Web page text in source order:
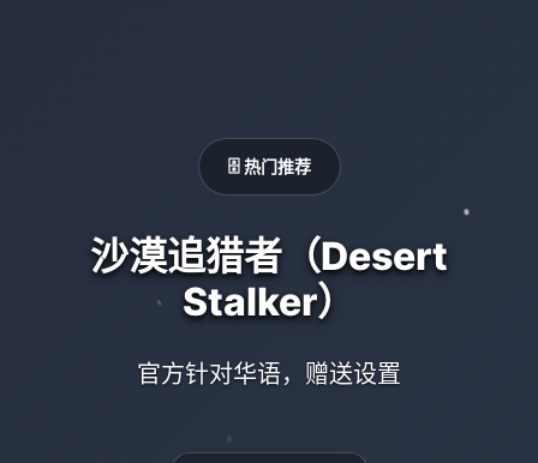
🗄️ 热门推荐
沙漠追猎者（Desert
Stalker）
官方针对华语，赠送设置